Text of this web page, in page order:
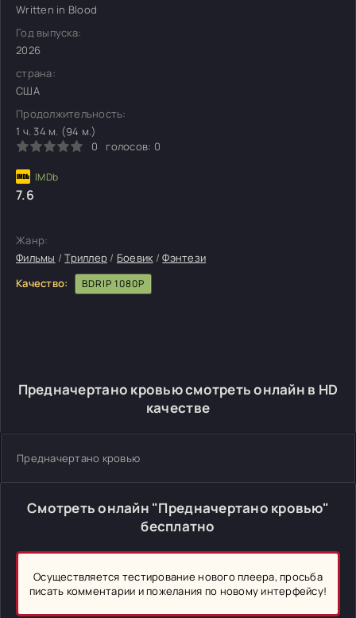
Written in Blood
Год выпуска:
2026
страна:
США
Продолжительность:
1 ч. 34 м. (94 м.)
0
голосов: 0
7.6
Жанр:
Фильмы /Триллер / Боевик/Фэнтези
Качество:
BDRIP 1080P
Предначертано кровью смотреть онлайн в HD
качестве
Предначертано кровью
Смотреть онлайн "Предначертано кровью"
бесплатно
Осуществляется тестирование нового плеера, просьба
писать комментарии и пожелания по новому интерфейсу!